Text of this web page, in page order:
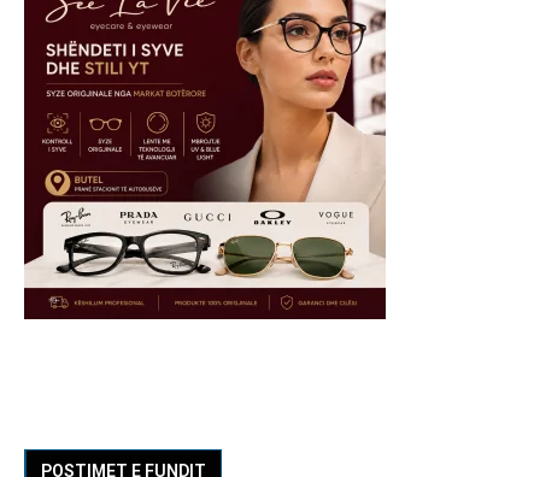
POSTIMET E FUNDIT